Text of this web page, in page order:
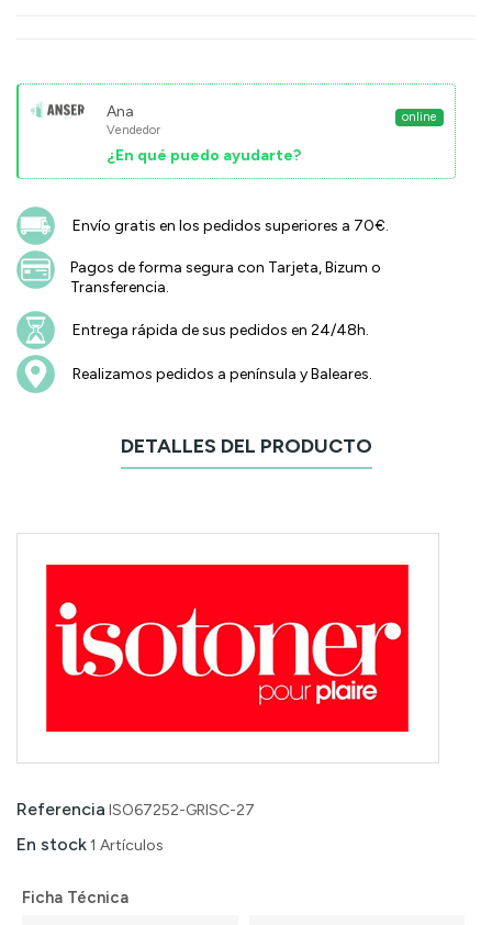
Ana
Vendedor
¿En qué puedo ayudarte?
online
Envío gratis en los pedidos superiores a 70€.
Pagos de forma segura con Tarjeta, Bizum o
Transferencia.
Entrega rápida de sus pedidos en 24/48h.
Realizamos pedidos a península y Baleares.
DETALLES DEL PRODUCTO
Referencia ISO67252-GRISC-27
En stock1 Artículos
Ficha Técnica